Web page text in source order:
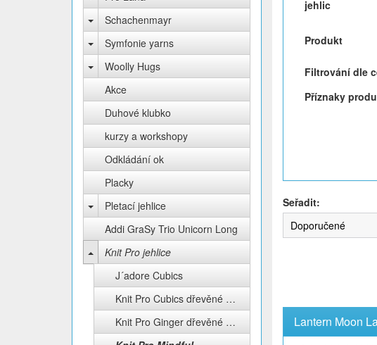
Schachenmayr
Symfonie yarns
Woolly Hugs
Akce
Duhové klubko
kurzy a workshopy
Odkládání ok
Placky
Pletací jehlice
Addi GraSy Trio Unicorn Long
Knit Pro jehlice
J´adore Cubics
Knit Pro Cubics dřevěné jehlice
Knit Pro Ginger dřevěné jehlice
jehlic
Produkt
Filtrování dle
Příznaky
Seřadit:
Doporučené